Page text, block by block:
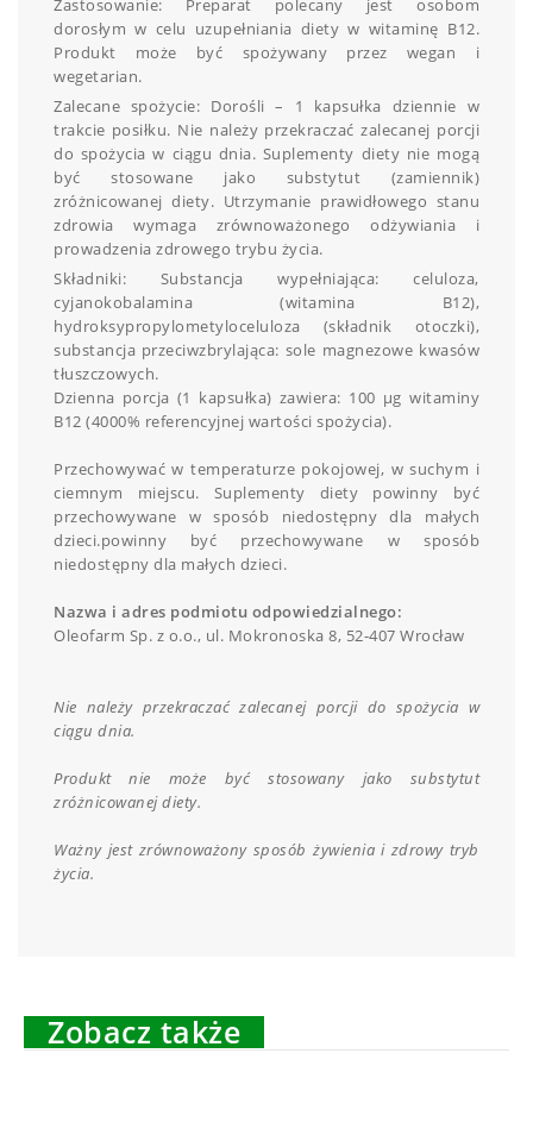
Zastosowanie: Preparat polecany jest osobom
dorosłym w celu uzupełniania diety w witaminę B12.
Produkt może być spożywany przez wegan i
wegetarian.
Zalecane spożycie: Dorośli – 1 kapsułka dziennie w
trakcie posiłku. Nie należy przekraczać zalecanej porcji
do spożycia w ciągu dnia. Suplementy diety nie mogą
być stosowane jako substytut (zamiennik)
zróżnicowanej diety. Utrzymanie prawidłowego stanu
zdrowia wymaga zrównoważonego odżywiania i
prowadzenia zdrowego trybu życia.
Składniki: Substancja wypełniająca: celuloza,
cyjanokobalamina (witamina B12),
hydroksypropylometyloceluloza (składnik otoczki),
substancja przeciwzbrylająca: sole magnezowe kwasów
tłuszczowych.
Dzienna porcja (1 kapsułka) zawiera: 100 µg witaminy
B12 (4000% referencyjnej wartości spożycia).
Przechowywać w temperaturze pokojowej, w suchym i
ciemnym miejscu. Suplementy diety powinny być
przechowywane w sposób niedostępny dla małych
dzieci.powinny być przechowywane w sposób
niedostępny dla małych dzieci.
Nazwa i adres podmiotu odpowiedzialnego:
Oleofarm Sp. z o.o., ul. Mokronoska 8, 52-407 Wrocław
Nie należy przekraczać zalecanej porcji do spożycia w
ciągu dnia.
Produkt nie może być stosowany jako substytut
zróżnicowanej diety.
Ważny jest zrównoważony sposób żywienia i zdrowy tryb
życia.
Zobacz także